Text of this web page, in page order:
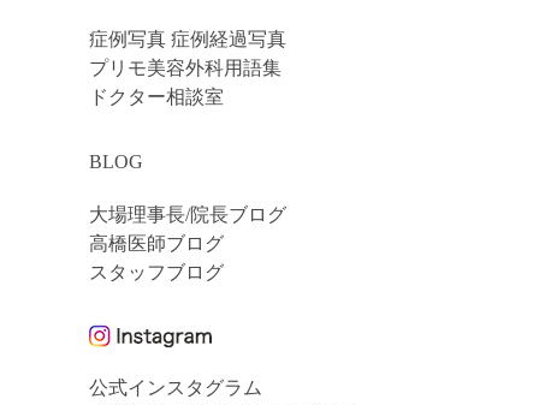
症例写真 症例経過写真
プリモ美容外科用語集
ドクター相談室
BLOG
大場理事長/院長ブログ
高橋医師ブログ
スタッフブログ
公式インスタグラム